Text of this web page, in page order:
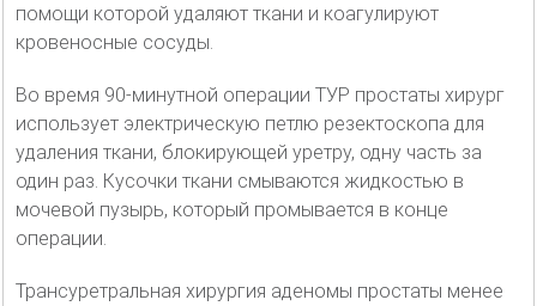
помощи которой удаляют ткани и коагулируют
кровеносные сосуды.
Во время 90-минутной операции ТУР простаты хирург
использует электрическую петлю резектоскопа для
удаления ткани, блокирующей уретру, одну часть за
один раз. Кусочки ткани смываются жидкостью в
мочевой пузырь, который промывается в конце
операции.
Трансуретральная хирургия аденомы простаты менее